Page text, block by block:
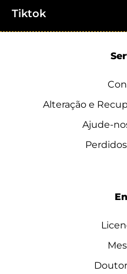
Tiktok
Alteração e
Ajude-